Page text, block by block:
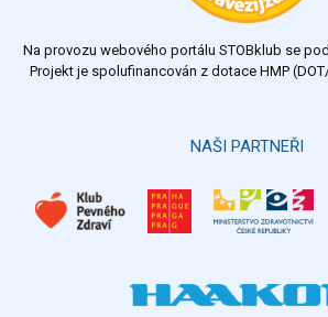
Na provozu webového portálu STOBklub se
Projekt je spolufinancován z dotace HMP
NAŠI PARTNEŘI